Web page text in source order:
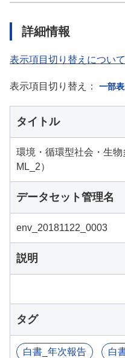
詳細情報
表示項目切り替えについて
表示項目切り替え： 一部
タイトル
環境・循環型社会・生
ML_2）
データセット管理名
env_20181122_0003
説明
タグ
白書_年次報告